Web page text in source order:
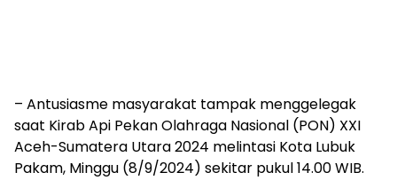
– Antusiasme masyarakat tampak menggelegak
saat Kirab Api Pekan Olahraga Nasional (PON) XXI
Aceh-Sumatera Utara 2024 melintasi Kota Lubuk
Pakam, Minggu (8/9/2024) sekitar pukul 14.00 WIB.